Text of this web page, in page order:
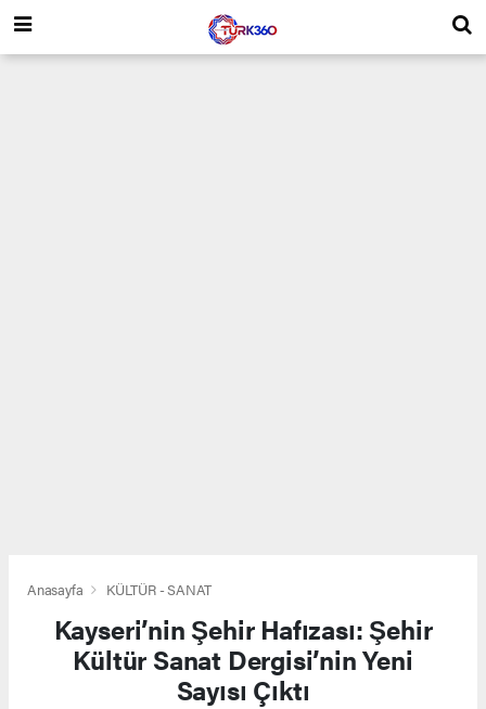
Anasayfa KÜLTÜR - SANAT
Kayseri’nin Şehir Hafızası: Şehir
Kültür Sanat Dergisi’nin Yeni
Sayısı Çıktı